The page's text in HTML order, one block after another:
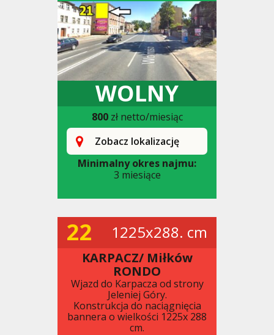
WOLNY
800zł netto/miesiąc
Zobacz lokalizację
Minimalny okres najmu:
3 miesiące
22 1225x288. cm
KARPACZ/ Miłków
RONDO
Wjazd do Karpacza od strony
Jeleniej Góry.
Konstrukcja do naciągnięcia
bannera o wielkości 1225x 288
cm.